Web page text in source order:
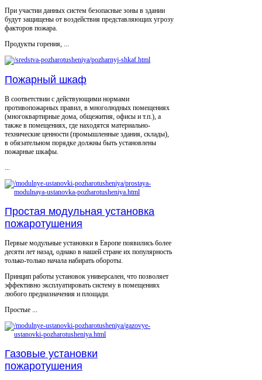
При участии данных систем безопасные зоны в здании
будут защищены от воздействия представляющих угрозу
факторов пожара.
Продукты горения, ...
Пожарный шкаф
В соответствии с действующими нормами
противопожарных правил, в многолюдных помещениях
(многоквартирные дома, общежития, офисы и т.п.), а
также в помещениях, где находятся материально-
технические ценности (промышленные здания, склады),
в обязательном порядке должны быть установлены
пожарные шкафы.
...
Простая модульная установка
пожаротушения
Первые модульные установки в Европе появились более
десяти лет назад, однако в нашей стране их популярность
только-только начала набирать обороты.
Принцип работы установок универсален, что позволяет
эффективно эксплуатировать систему в помещениях
любого предназначения и площади.
Простые ...
Газовые установки
пожаротушения